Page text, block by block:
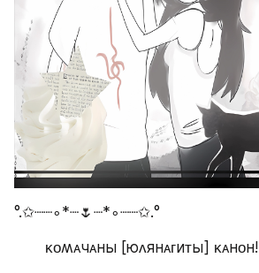
°.✩┈┈∘*┈🌷┈*∘┈┈✩.°
       ᴋᴏʍᴀчᴀны [юᴧянᴀᴦиᴛы] ᴋᴀнᴏн!